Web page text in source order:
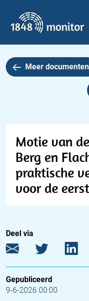
Hoofdmenu
Meer documenten
Motie van
Berg en
praktische
voor de
Deel via
Gepubliceerd
9-6-2026 00:00